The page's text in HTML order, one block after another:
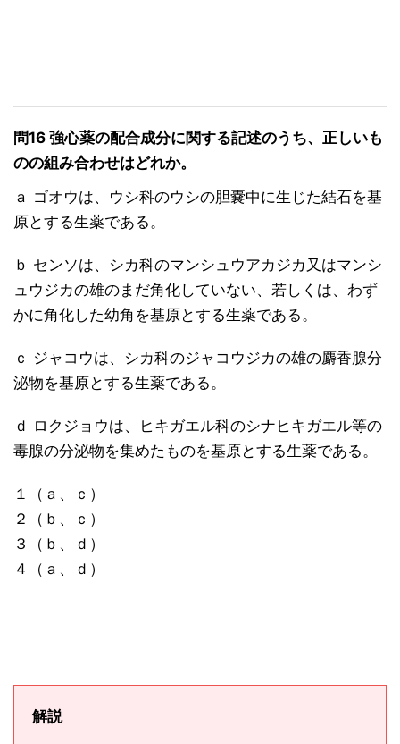
問16 強心薬の配合成分に関する記述のうち、正しいも
のの組み合わせはどれか。
ａ ゴオウは、ウシ科のウシの胆嚢中に生じた結石を基
原とする生薬である。
ｂ センソは、シカ科のマンシュウアカジカ又はマンシ
ュウジカの雄のまだ角化していない、若しくは、わず
かに角化した幼角を基原とする生薬である。
ｃ ジャコウは、シカ科のジャコウジカの雄の麝香腺分
泌物を基原とする生薬である。
ｄ ロクジョウは、ヒキガエル科のシナヒキガエル等の
毒腺の分泌物を集めたものを基原とする生薬である。
１（ａ、ｃ）
２（ｂ、ｃ）
３（ｂ、ｄ）
４（ａ、ｄ）
解説